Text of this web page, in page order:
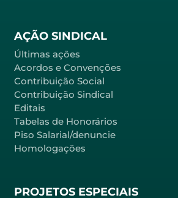
AÇÃO SINDICAL
Últimas ações
Acordos e Convenções
Contribuição Social
Contribuição Sindical
Editais
Tabelas de Honorários
Piso Salarial/denuncie
Homologações
PROJETOS ESPECIAIS